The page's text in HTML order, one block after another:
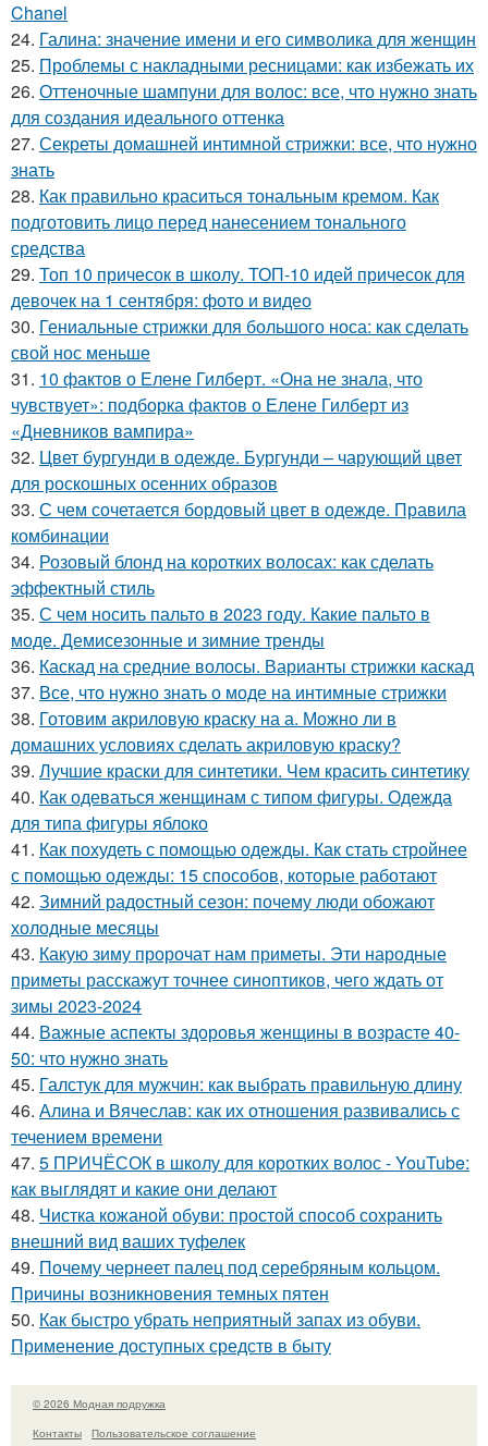
Chanel
24. Галина: значение имени и его символика для женщин
25. Проблемы с накладными ресницами: как избежать их
26. Оттеночные шампуни для волос: все, что нужно знать
для создания идеального оттенка
27. Секреты домашней интимной стрижки: все, что нужно
знать
28. Как правильно краситься тональным кремом. Как
подготовить лицо перед нанесением тонального
средства
29. Топ 10 причесок в школу. ТОП-10 идей причесок для
девочек на 1 сентября: фото и видео
30. Гениальные стрижки для большого носа: как сделать
свой нос меньше
31. 10 фактов о Елене Гилберт. «Она не знала, что
чувствует»: подборка фактов о Елене Гилберт из
«Дневников вампира»
32. Цвет бургунди в одежде. Бургунди – чарующий цвет
для роскошных осенних образов
33. С чем сочетается бордовый цвет в одежде. Правила
комбинации
34. Розовый блонд на коротких волосах: как сделать
эффектный стиль
35. С чем носить пальто в 2023 году. Какие пальто в
моде. Демисезонные и зимние тренды
36. Каскад на средние волосы. Варианты стрижки каскад
37. Все, что нужно знать о моде на интимные стрижки
38. Готовим акриловую краску на а. Можно ли в
домашних условиях сделать акриловую краску?
39. Лучшие краски для синтетики. Чем красить синтетику
40. Как одеваться женщинам с типом фигуры. Одежда
для типа фигуры яблоко
41. Как похудеть с помощью одежды. Как стать стройнее
с помощью одежды: 15 способов, которые работают
42. Зимний радостный сезон: почему люди обожают
холодные месяцы
43. Какую зиму пророчат нам приметы. Эти народные
приметы расскажут точнее синоптиков, чего ждать от
зимы 2023-2024
44. Важные аспекты здоровья женщины в возрасте 40-
50: что нужно знать
45. Галстук для мужчин: как выбрать правильную длину
46. Алина и Вячеслав: как их отношения развивались с
течением времени
47. 5 ПРИЧЁСОК в школу для коротких волос ‍- YouTube:
как выглядят и какие они делают
48. Чистка кожаной обуви: простой способ сохранить
внешний вид ваших туфелек
49. Почему чернеет палец под серебряным кольцом.
Причины возникновения темных пятен
50. Как быстро убрать неприятный запах из обуви.
Применение доступных средств в быту
© 2026 Модная подружка
Контакты
Пользовательское соглашение